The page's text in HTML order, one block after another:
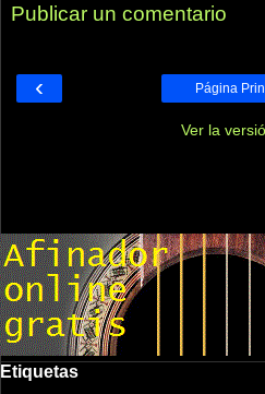
Publicar un comentario
‹ Página
Ver la
Etiquetas